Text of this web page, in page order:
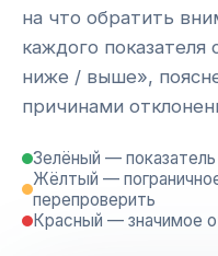
на что обратить
каждого
ниже / выше»,
причинами
Зелёный —
Жёлтый —
перепроверить
Красный — значимое